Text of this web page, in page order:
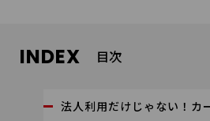
INDEX 目次
法人利用だけじゃない！カ